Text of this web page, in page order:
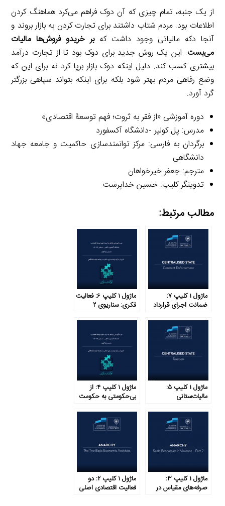
از یک جنبه، تمام چیزی که آن دوک فراهم می‌کرد هماهنگ کردن
اطلاعات بود. مردم شتاب داشتند برای تجارت کردن به بازار بروند و
آنجا دکه مالیاتی وجود داشت کهبر خریدو فروش‌ها مالیات
می‌بست. این یک روش جدید برای دوک بود تا از تجارت درآمد
بیشتری کسب کند. دلیل اینکه دوک بازار برپا کرد نه برای این که
وضع رفاهی مردم بهتر شود بلکه برای اینکه بتواند سپاهی بزرگتر
گرد آورد.
دوره آموزشی «از فقر به ثروت؛ فهم توسعۀ اقتصادی»
مدرس: پل کولیر -دانشگاه آکسفورد
برگردان به فارسی: مرکز توانمندسازی حاکمیت و جامعه جهاد
دانشگاهی
مترجم: جعفر خیرخواهان
تدوینگر کلیپ: حسین خداپرست
مطالب مرتبط:
ماژول ۱ کلیپ ۷:
ضمانت اجرای قرارداد
ماژول ۱ کلیپ ۶: فعالیت
فکری: سناریوی ۲
ماژول ۱ کلیپ ۵:
مالیات‌ستانی
ماژول ۱ کلیپ ۴: از
بی‌حکومتی به حکومت
ماژول ۱ کلیپ ۳:
صرفه‌های مقیاس در
ماژول ۱ کلیپ ۲: دو
فعالیت اقتصادی اصلی